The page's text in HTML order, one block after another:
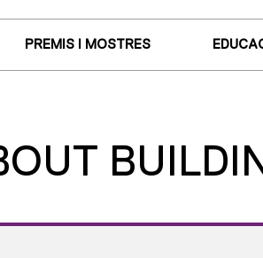
PREMIS I MOSTRES